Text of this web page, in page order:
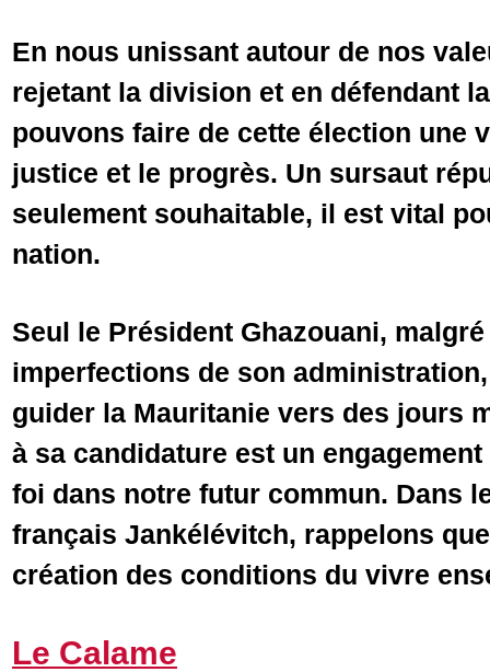
En nous unissant autour de nos
rejetant la division et en défendant
pouvons faire de cette élection une
justice et le progrès. Un sursaut
seulement souhaitable, il est vital
nation.
Seul le Président Ghazouani,
imperfections de son
guider la Mauritanie vers des jours
à sa candidature est un
foi dans notre futur commun. Dans
français Jankélévitch, rappelons
création des conditions du vivre
Le Calame